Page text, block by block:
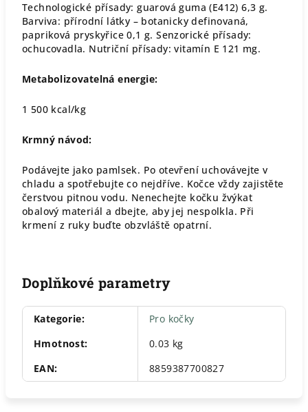
Technologické přísady: guarová guma (E412) 6,3 g.
Barviva: přírodní látky – botanicky definovaná,
papriková pryskyřice 0,1 g. Senzorické přísady:
ochucovadla. Nutriční přísady: vitamín E 121 mg.
Metabolizovatelná energie:
1 500 kcal/kg
Krmný návod:
Podávejte jako pamlsek. Po otevření uchovávejte v
chladu a spotřebujte co nejdříve. Kočce vždy zajistěte
čerstvou pitnou vodu. Nenechejte kočku žvýkat
obalový materiál a dbejte, aby jej nespolkla. Při
krmení z ruky buďte obzvláště opatrní.
Doplňkové parametry
Kategorie:
Pro kočky
Hmotnost:
0.03 kg
EAN: 8859387700827